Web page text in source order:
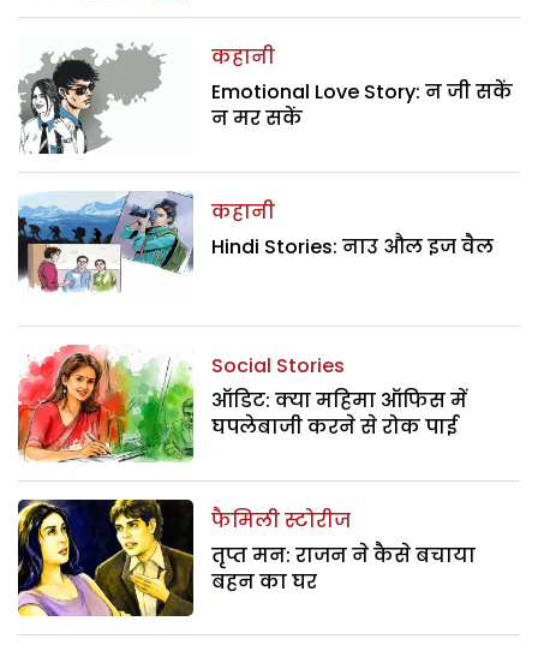
कहानी
Emotional Love Story: न जी सकें
न मर सकें
कहानी
Hindi Stories: नाउ औल इज वैल
Social Stories
ऑडिट: क्या महिमा ऑफिस में
घपलेबाजी करने से रोक पाई
फैमिली स्टोरीज
तृप्त मन: राजन ने कैसे बचाया
बहन का घर